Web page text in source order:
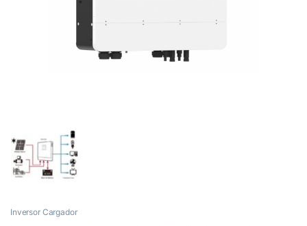
Inversor Cargador